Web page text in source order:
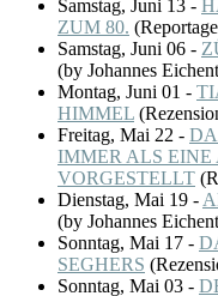
Samstag, Juni 13 -
ZUM 80. (
Samstag, Juni 06 -
(by Johannes
Montag, Juni 01 -
HIMMEL (
Freitag, Mai 22 -
IMMER ALS
VORGESTELLT (
Dienstag, Mai 19 -
(by Johannes
Sonntag, Mai 17 -
SEGHERS (
Sonntag, Mai 03 -